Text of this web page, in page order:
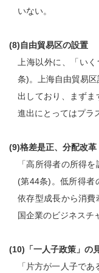
いない。
(8)自由貿易区の設置
上海以外に、「い
条)。上海自由貿易
出しており、まず
進出にとってはプラ
(9)格差是正、分配改革
「高所得者の所得
(第44条)。低所得者
依存型成長から消
国企業のビジネスチ
(10)「一人子政策」の
「片方が一人子で